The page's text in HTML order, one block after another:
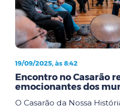
19/09/2025, às 8:42
Encontro no Casarão
emocionantes dos
O Casarão da Nossa